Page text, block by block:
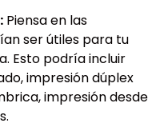
Piensa en las
ser útiles para tu
Esto podría incluir
impresión dúplex
impresión desde